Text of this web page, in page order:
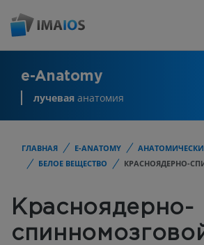
e-Anatomy
лучевая анатомия
ГЛАВНАЯ E-ANATOMY
БЕЛОЕ ВЕЩЕСТВО
КРАСНОЯДЕРНО-
Красноядерно-